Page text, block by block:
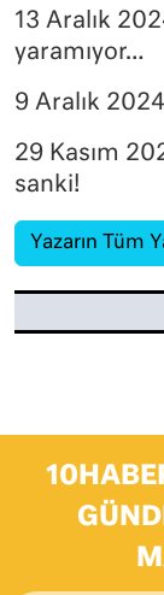
13 Aralık
yaramıyor…
9 Aralık
29 Kasım
sanki!
Yazarın Tüm